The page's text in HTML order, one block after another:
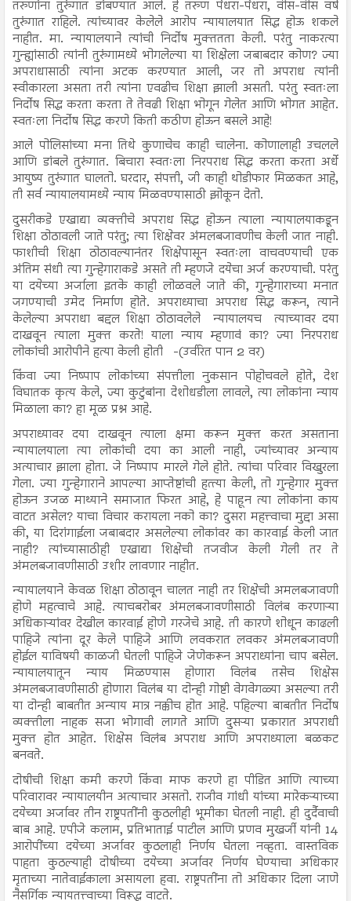
तरुणांना तुरुंगात डांबण्यात आले. हे तरुण पंधरा-पंधरा, वीस-वीस वर्षे
तुरुंगात राहिले. त्यांच्यावर केलेले आरोप न्यायालयात सिद्ध होऊ शकले
नाहीत. मा. न्यायालयाने त्यांची निर्दोष मुक्ततता केली. परंतु नाकरत्या
गुन्ह्यांसाठी त्यांनी तुरुंगामध्ये भोगलेल्या या शिक्षेला जबाबदार कोण? ज्या
अपराधासाठी त्यांना अटक करण्यात आली, जर तो अपराध त्यांनी
स्वीकारला असता तरी त्यांना एवढीच शिक्षा झाली असती. परंतु स्वतःला
निर्दोष सिद्ध करता करता ते तेवढी शिक्षा भोगून गेलेत आणि भोगत आहेत.
स्वतःला निर्दोष सिद्ध करणे किती कठीण होऊन बसले आहे!
आले पोलिसांच्या मना तिथे कुणाचेच काही चालेना. कोणालाही उचलले
आणि डांबले तुरुंगात. बिचारा स्वतःला निरपराध सिद्ध करता करता अर्धे
आयुष्य तुरुंगात घालतो. घरदार, संपत्ती, जी काही थोडीफार मिळकत आहे,
ती सर्व न्यायालयामध्ये न्याय मिळवण्यासाठी झोकून देतो.
दुसरीकडे एखाद्या व्यक्तीचे अपराध सिद्ध होऊन त्याला न्यायालयाकडून
शिक्षा ठोठावली जाते परंतु; त्या शिक्षेवर अंमलबजावणीच केली जात नाही.
फाशीची शिक्षा ठोठावल्यानंतर शिक्षेपासून स्वतःला वाचवण्याची एक
अंतिम संधी त्या गुन्हेगाराकडे असते ती म्हणजे दयेचा अर्ज करण्याची. परंतु
या दयेच्या अर्जाला इतके काही लोळवले जाते की, गुन्हेगाराच्या मनात
जगण्याची उमेद निर्माण होते. अपराध्याचा अपराध सिद्ध करून, त्याने
केलेल्या अपराधा बद्दल शिक्षा ठोठावलेले न्यायालयच त्याच्यावर दया
दाखवून त्याला मुक्त करते! याला न्याय म्हणावं का? ज्या निरपराध
लोकांची आरोपीने हत्या केली होती -(उर्वरित पान 2 वर)
किंवा ज्या निष्पाप लोकांच्या संपत्तीला नुकसान पोहोचवले होते, देश
विघातक कृत्य केले, ज्या कुटुंबांना देशोधडीला लावले, त्या लोकांना न्याय
मिळाला का? हा मूळ प्रश्न आहे.
अपराध्यावर दया दाखवून त्याला क्षमा करून मुक्त करत असताना
न्यायालयाला त्या लोकांची दया का आली नाही, ज्यांच्यावर अन्याय
अत्याचार झाला होता. जे निष्पाप मारले गेले होते. त्यांचा परिवार विखुरला
गेला. ज्या गुन्हेगाराने आपल्या आप्तेष्टांची हत्त्या केली, तो गुन्हेगार मुक्त
होऊन उजळ माथ्याने समाजात फिरत आहे, हे पाहून त्या लोकांना काय
वाटत असेल? याचा विचार करायला नको का? दुसरा महत्त्वाचा मुद्दा असा
की, या दिरांगाईला जबाबदार असलेल्या लोकांवर का कारवाई केली जात
नाही? त्यांच्यासाठीही एखाद्या शिक्षेची तजवीज केली गेली तर ते
अंमलबजावणीसाठी उशीर लावणार नाहीत.
न्यायालयाने केवळ शिक्षा ठोठावून चालत नाही तर शिक्षेची अमलबजावणी
होणे महत्वाचे आहे. त्याचबरोबर अंमलबजावणीसाठी विलंब करणाऱ्या
अधिकाऱ्यांवर देखील कारवाई होणे गरजेचे आहे. ती कारणे शोधून काढली
पाहिजे त्यांना दूर केले पाहिजे आणि लवकरात लवकर अंमलबजावणी
होईल याविषयी काळजी घेतली पाहिजे जेणेकरून अपराध्यांना चाप बसेल.
न्यायालयातून न्याय मिळण्यास होणारा विलंब तसेच शिक्षेस
अंमलबजावणीसाठी होणारा विलंब या दोन्ही गोष्टी वेगवेगळ्या असल्या तरी
या दोन्ही बाबतीत अन्याय मात्र नक्कीच होत आहे. पहिल्या बाबतीत निर्दोष
व्यक्तीला नाहक सजा भोगावी लागते आणि दुसऱ्या प्रकारात अपराधी
मुक्त होत आहेत. शिक्षेस विलंब अपराध आणि अपराध्याला बळकट
बनवते.
दोषीची शिक्षा कमी करणे किंवा माफ करणे हा पीडित आणि त्याच्या
परिवारावर न्यायालयीन अत्याचार असतो. राजीव गांधी यांच्या मारेकऱ्याच्या
दयेच्या अर्जावर तीन राष्ट्रपतींनी कुठलीही भूमीका घेतली नाही. ही दुर्दैवाची
बाब आहे. एपीजे कलाम, प्रतिभाताई पाटील आणि प्रणव मुखर्जी यांनी 14
आरोपींच्या दयेच्या अर्जावर कुठलाही निर्णय घेतला नव्हता. वास्तविक
पाहता कुठल्याही दोषीच्या दयेच्या अर्जावर निर्णय घेण्याचा अधिकार
मृताच्या नातेवाईकाला असायला हवा. राष्ट्रपतींना तो अधिकार दिला जाणे
नैसर्गिक न्यायतत्त्वाच्या विरूद्ध वाटते.